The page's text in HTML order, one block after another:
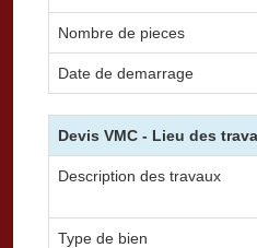
Nombre de pieces
Date de demarrage
Devis VMC - Lieu des
Description des travaux
Type de bien